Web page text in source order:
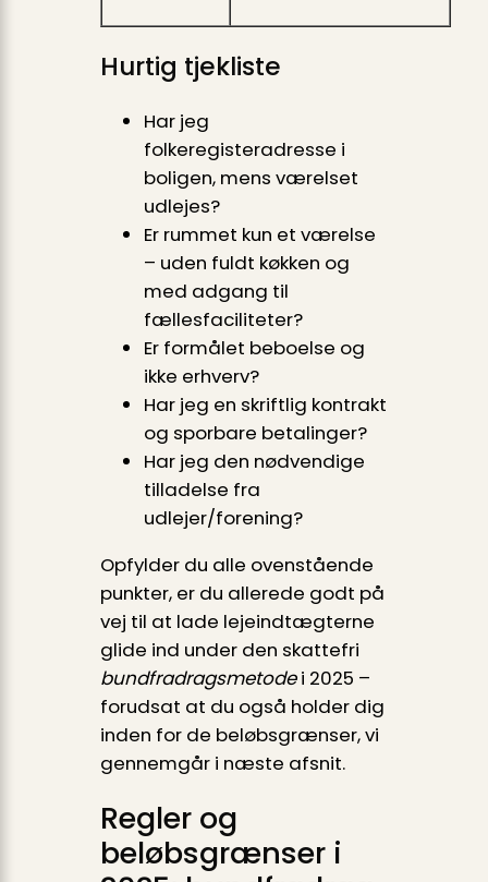
Hurtig tjekliste
Har jeg
folkeregisteradresse i
boligen, mens værelset
udlejes?
Er rummet kun et værelse
– uden fuldt køkken og
med adgang til
fællesfaciliteter?
Er formålet beboelse og
ikke erhverv?
Har jeg en skriftlig kontrakt
og sporbare betalinger?
Har jeg den nødvendige
tilladelse fra
udlejer/forening?
Opfylder du alle ovenstående
punkter, er du allerede godt på
vej til at lade lejeindtægterne
glide ind under den skattefri
bundfradragsmetodei 2025 –
forudsat at du også holder dig
inden for de beløbsgrænser, vi
gennemgår i næste afsnit.
Regler og
beløbsgrænser i